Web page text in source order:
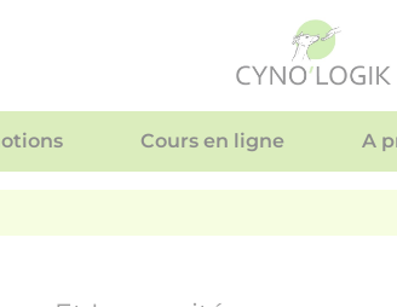
Cours en ligne A